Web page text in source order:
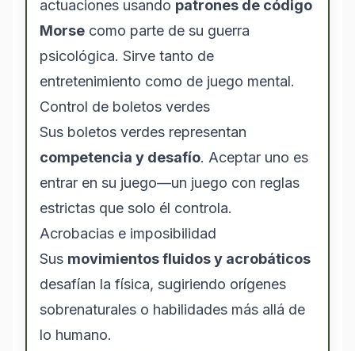
actuaciones usando patrones de código
Morse como parte de su guerra
psicológica. Sirve tanto de
entretenimiento como de juego mental.
Control de boletos verdes
Sus boletos verdes representan
competencia y desafío. Aceptar uno es
entrar en su juego—un juego con reglas
estrictas que solo él controla.
Acrobacias e imposibilidad
Sus movimientos fluidos y acrobáticos
desafían la física, sugiriendo orígenes
sobrenaturales o habilidades más allá de
lo humano.